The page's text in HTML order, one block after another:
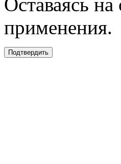
применения.
Подтвердить